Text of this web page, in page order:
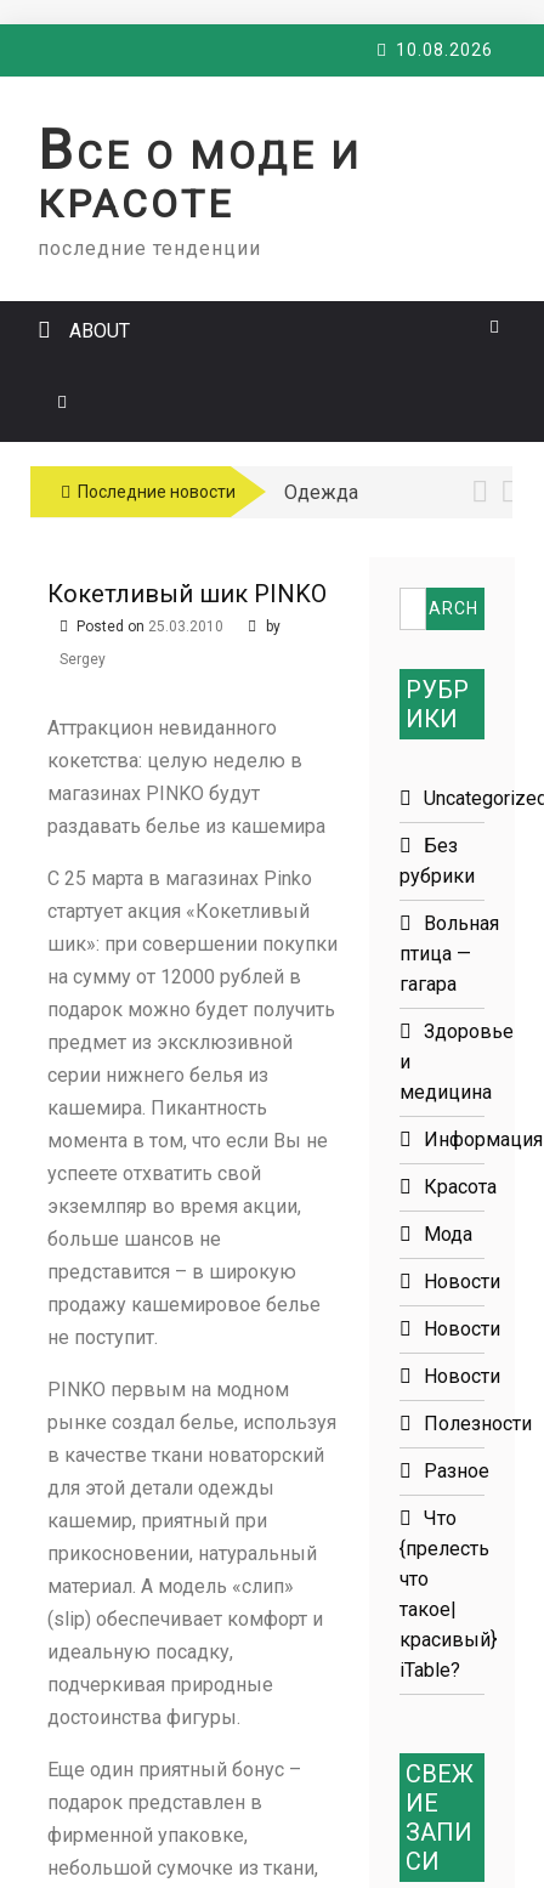
10.08.2026
ВСЕ О МОДЕ И
КРАСОТЕ
последние тенденции
ABOUT
Последние новости
Одежда
Кокетливый шик PINKO
Posted on 25.03.2010
by
Sergey
Аттракцион невиданного
кокетства: целую неделю в
магазинах PINKO будут
раздавать белье из кашемира
С 25 марта в магазинах Pinko
стартует акция «Кокетливый
шик»: при совершении покупки
на сумму от 12000 рублей в
подарок можно будет получить
предмет из эксклюзивной
серии нижнего белья из
кашемира. Пикантность
момента в том, что если Вы не
успеете отхватить свой
экземлпяр во время акции,
больше шансов не
представится – в широкую
продажу кашемировое белье
не поступит.
PINKO первым на модном
рынке создал белье, используя
в качестве ткани новаторский
для этой детали одежды
кашемир, приятный при
прикосновении, натуральный
материал. А модель «слип»
(slip) обеспечивает комфорт и
идеальную посадку,
подчеркивая природные
достоинства фигуры.
Еще один приятный бонус –
подарок представлен в
фирменной упаковке,
небольшой сумочке из ткани,
Search
for:
РУБР
ИКИ
Без
рубрики
Вольная
птица —
гагара
Здоровье
и
медицина
Информация
Красота
Мода
Новости
Новости
Новости
Полезности
Разное
Что
{прелесть
что
такое|
красивый}
iTable?
СВЕЖ
ИЕ
ЗАПИ
СИ